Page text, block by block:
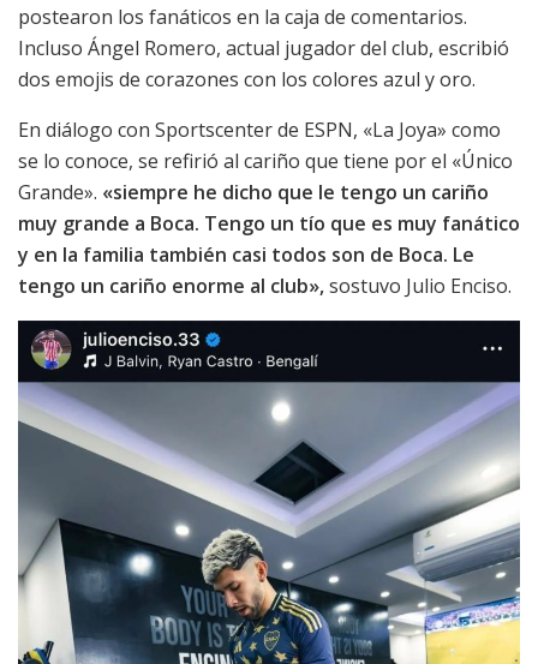
postearon los fanáticos en la caja de comentarios.
Incluso Ángel Romero, actual jugador del club, escribió
dos emojis de corazones con los colores azul y oro.
En diálogo con Sportscenter de ESPN, «La Joya» como
se lo conoce, se refirió al cariño que tiene por el «Único
Grande». «siempre he dicho que le tengo un cariño
muy grande a Boca. Tengo un tío que es muy fanático
y en la familia también casi todos son de Boca. Le
tengo un cariño enorme al club»,sostuvo Julio Enciso.